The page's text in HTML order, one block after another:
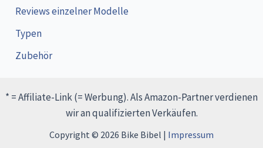
Reviews einzelner Modelle
Typen
Zubehör
* = Affiliate-Link (= Werbung). Als Amazon-Partner verdienen
wir an qualifizierten Verkäufen.
Copyright © 2026 Bike Bibel | Impressum